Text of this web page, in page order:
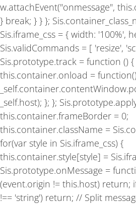
w.attachEvent("onmessage",
} break; } } };
Sis.iframe_css = { width: '100%',
Sis.validCommands = [ 'resize',
Sis.prototype.track = function () {
this.container.onload =
_self.host); }; };
this.container.frameBorder = 0;
this.container.className =
for(var style in Sis.iframe_css) {
this.container.style[style] =
Sis.prototype.onMessage =
(event.origin != this.host) return;
!== 'string') return; // Split